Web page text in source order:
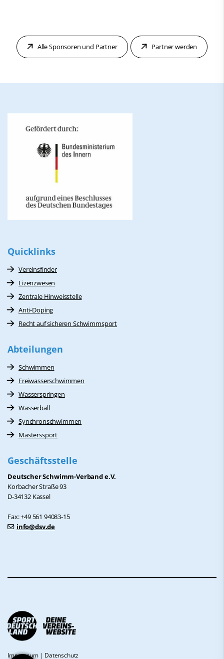
Alle Sponsoren und Partner Partner werden
Quicklinks
Vereinsfinder
Lizenzwesen
Zentrale Hinweisstelle
Anti-Doping
Recht auf sicheren Schwimmsport
Abteilungen
Schwimmen
Freiwasserschwimmen
Wasserspringen
Wasserball
Synchronschwimmen
Masterssport
Geschäftsstelle
Deutscher Schwimm-Verband e.V.
Korbacher Straße 93
D-34132 Kassel
Fax: +49 561 94083-15
info@dsv.de
Impressum| Datenschutz